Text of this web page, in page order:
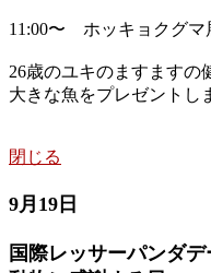
11:00〜 ホッキョクグマ
26歳のユキのますますの
大きな魚をプレゼントし
閉じる
9月19日
国際レッサーパンダデ